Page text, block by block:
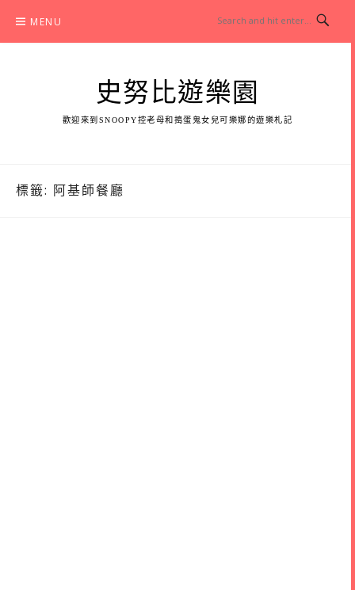
content
MENU
史努比遊樂園
歡迎來到SNOOPY控老母和搗蛋鬼女兒可樂娜的遊樂札記
標籤: 阿基師餐廳